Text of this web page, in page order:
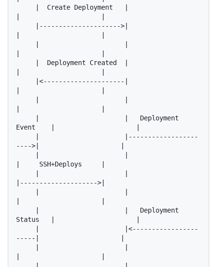
Event    |                     |
---->|                     |
|     SSH+Deploys     |
|-------------------->|
Status   |                     |
-----|                     |